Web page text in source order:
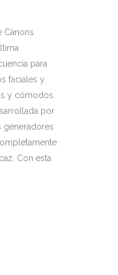
Cànons
para
faciales y
y cómodos.
por
generadores
Con esta